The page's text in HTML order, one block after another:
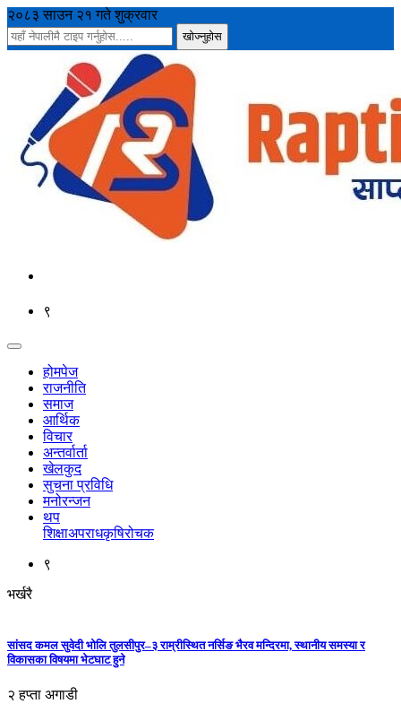
२०८३ साउन २१ गते शुक्रवार
९
होमपेज
राजनीति
समाज
आर्थिक
विचार
अन्तर्वार्ता
खेलकुद
सुचना प्रविधि
मनोरन्जन
थप
शिक्षाअपराधकृषिरोचक
९
भर्खरै
सांसद कमल सुवेदी भोलि तुलसीपुर–३ राम्रीस्थित नर्सिङ भैरव मन्दिरमा, स्थानीय समस्या र
विकासका विषयमा भेटघाट हुने
२ हप्ता अगाडी